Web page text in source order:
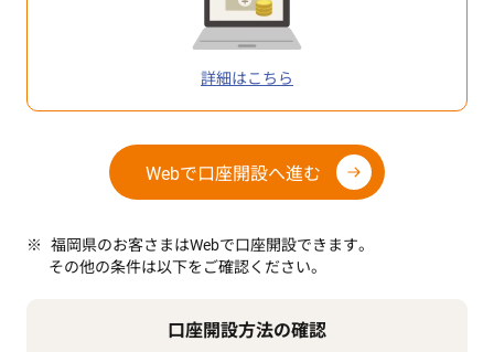
詳細はこちら
Webで口座開設へ進む
福岡県のお客さまはWebで口座開設できます。
その他の条件は以下をご確認ください。
口座開設方法の確認